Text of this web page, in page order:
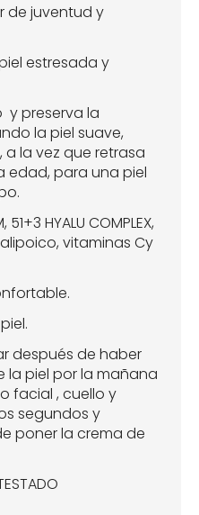
de juventud y
estresada y
y preserva la
la piel suave,
la vez que retrasa
edad, para una piel
HYALU COMPLEX,
vitaminas Cy
después de haber
piel por la mañana
facial , cuello y
segundos y
poner la crema de